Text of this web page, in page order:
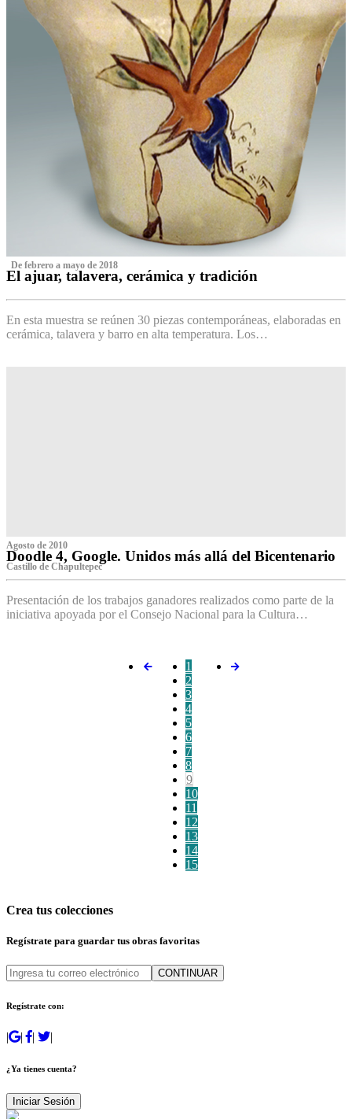
‌ De febrero a mayo de 2018
El ajuar, talavera, cerámica y tradición
En esta muestra se reúnen 30 piezas contemporáneas, elaboradas en
cerámica, talavera y barro en alta temperatura. Los…
Agosto de 2010
Doodle 4, Google. Unidos más allá del Bicentenario
Castillo de Chapultepec
Presentación de los trabajos ganadores realizados como parte de la
iniciativa apoyada por el Consejo Nacional para la Cultura…
1
2
3
4
5
6
7
8
9
10
11
12
13
14
15
Crea tus colecciones
Regístrate para guardar tus obras favoritas
CONTINUAR
Regístrate con:
| | | |
¿Ya tienes cuenta?
Iniciar Sesión